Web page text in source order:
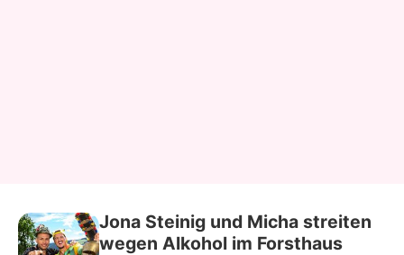
Jona Steinig und Micha streiten
wegen Alkohol im Forsthaus